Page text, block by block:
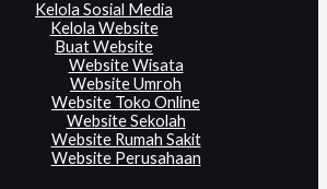
Kelola Sosial Media
Kelola Website
Buat Website
Website Wisata
Website Umroh
Website Toko Online
Website Sekolah
Website Rumah Sakit
Website Perusahaan